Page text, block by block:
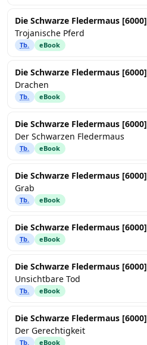
Die Schwarze Fledermaus [6000]
Trojanische Pferd
Tb. eBook
Die Schwarze Fledermaus [6000]
Drachen
Tb. eBook
Die Schwarze Fledermaus [6000]
Der Schwarzen Fledermaus
Tb. eBook
Die Schwarze Fledermaus [6000]
Grab
Tb. eBook
Die Schwarze Fledermaus [6000]
Tb. eBook
Die Schwarze Fledermaus [6000]
Unsichtbare Tod
Tb. eBook
Die Schwarze Fledermaus [6000]
Der Gerechtigkeit
Tb. eBook